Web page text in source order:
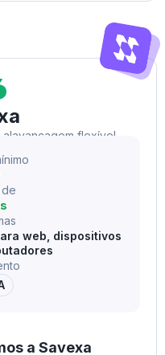
flexível
web, dispositivos
a Savexa